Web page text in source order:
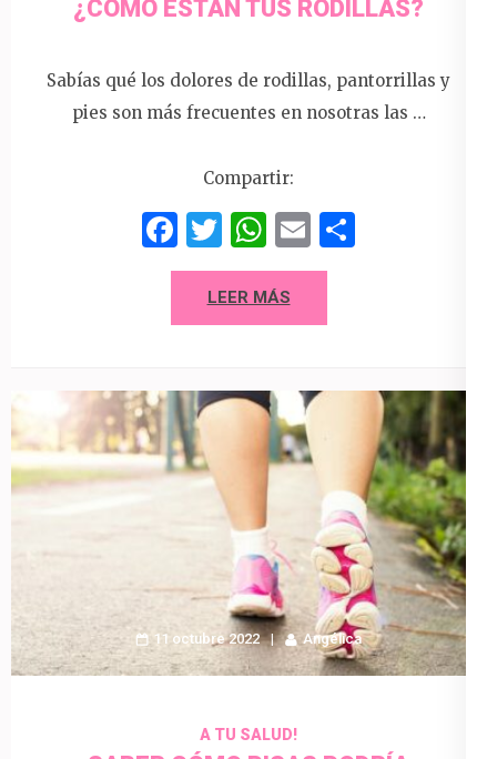
¿CÓMO ESTÁN TUS RODILLAS?
Sabías qué los dolores de rodillas, pantorrillas y
pies son más frecuentes en nosotras las …
Compartir:
Facebook
Twitter
WhatsApp
Email
LEER MÁS
11 octubre 2022 Angélica
A TU SALUD!